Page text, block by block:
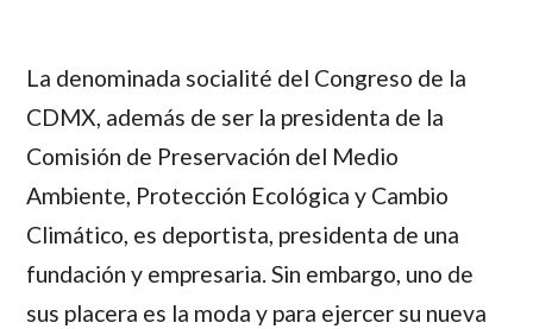
La denominada socialité del Congreso de la
CDMX, además de ser la presidenta de la
Comisión de Preservación del Medio
Ambiente, Protección Ecológica y Cambio
Climático, es deportista, presidenta de una
fundación y empresaria. Sin embargo, uno de
sus placera es la moda y para ejercer su nueva